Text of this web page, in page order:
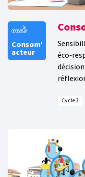
Consom’
acteur
éco-
Cycle 3